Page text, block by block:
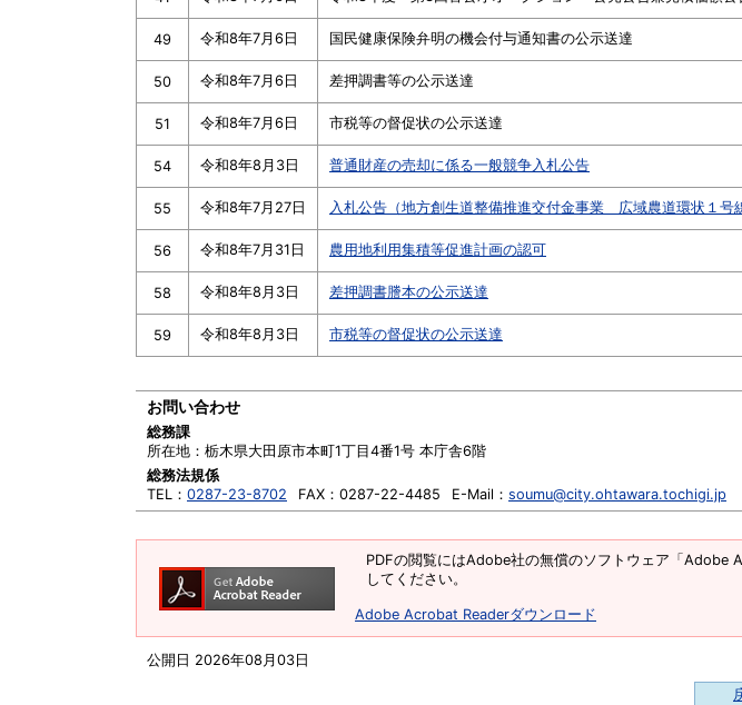
公開日 2026年08月03日
49 令和8年7月6日 国民健康保険弁明の機会付与通知書の公示送達
50 令和8年7月6日 差押調書等の公示送達
51 令和8年7月6日 市税等の督促状の公示送達
54 令和8年8月3日 普通財産の売却に係る一般競争入札公告
55 令和8年7月27日 入札公告（地方創生道整備推進交付金事業 広域農道環状１号
56 令和8年7月31日 農用地利用集積等促進計画の認可
58 令和8年8月3日 差押調書謄本の公示送達
59 令和8年8月3日 市税等の督促状の公示送達
お問い合わせ
総務課
所在地： 栃木県大田原市本町1丁目4番1号 本庁舎6階
総務法規係
TEL： 0287-23-8702 FAX： 0287-22-4485 E-Mail： soumu@city.ohtawara.tochigi.jp
PDFの閲覧にはAdobe社の無償のソフトウェア「
してください。
Adobe Acrobat Readerダウンロード